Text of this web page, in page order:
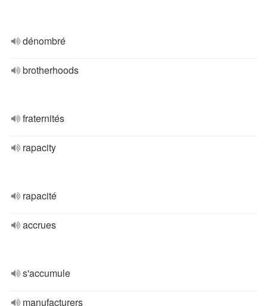
dénombré
brotherhoods
fraternités
rapacity
rapacité
accrues
s'accumule
manufacturers